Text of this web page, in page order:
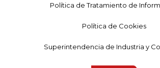
Política de Tratamiento de
Política de Cookies
Superintendencia de Industria y